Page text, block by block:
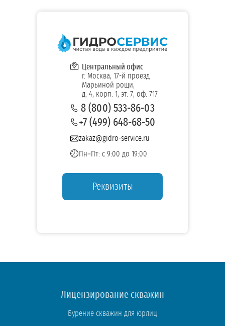
Центральный офис
г. Москва, 17-й проезд
Марьиной рощи,
д. 4, корп. 1, эт. 7, оф. 717
8 (800) 533-86-03
+7 (499) 648-68-50
zakaz@gidro-service.ru
Пн–Пт: с 9:00 до 19:00
Реквизиты
Лицензирование скважин
Бурение скважин для юрлиц